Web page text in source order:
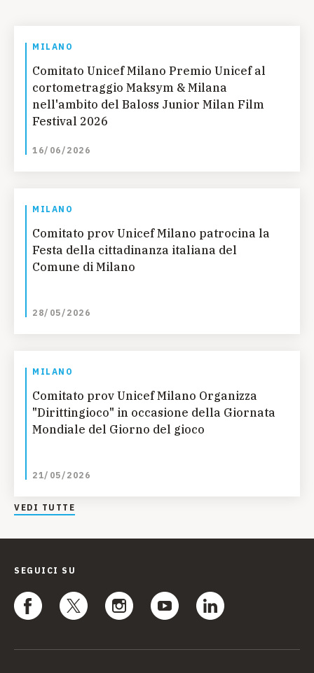
MILANO
Comitato Unicef Milano Premio Unicef al
cortometraggio Maksym & Milana
nell'ambito del Baloss Junior Milan Film
Festival 2026
16/06/2026
MILANO
Comitato prov Unicef Milano patrocina la
Festa della cittadinanza italiana del
Comune di Milano
28/05/2026
MILANO
Comitato prov Unicef Milano Organizza
"Dirittingioco" in occasione della Giornata
Mondiale del Giorno del gioco
21/05/2026
VEDI TUTTE
SEGUICI SU